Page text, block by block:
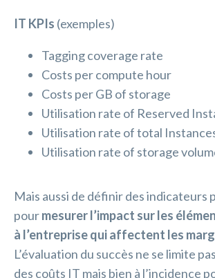
IT KPIs (exemples)
Tagging coverage rate
Costs per compute hour
Costs per GB of storage
Utilisation rate of Reserved
Utilisation rate of total
Utilisation rate of storage
Mais aussi de définir des indicateurs
pourmesurer l’impact sur les
à l’entreprise qui affectent les
L’évaluation du succès ne se limite
des coûts IT mais bien à l’incidence